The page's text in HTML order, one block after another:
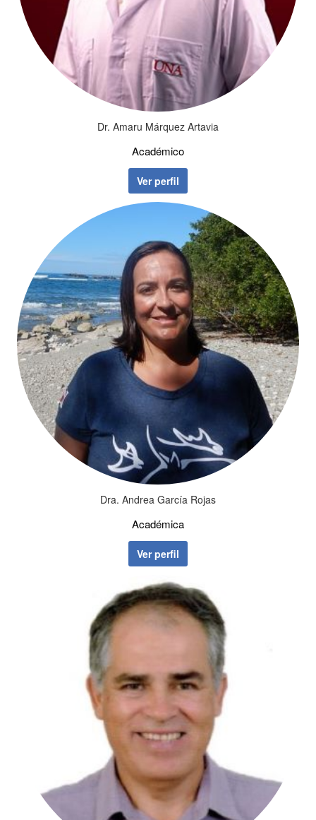
Dr. Amaru Márquez Artavia
Académico
Ver perfil
Dra. Andrea García Rojas
Académica
Ver perfil